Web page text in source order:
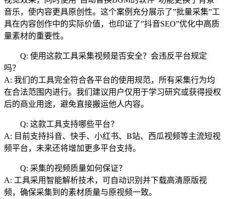
音乐，使内容更具原创性。这个案例充分展示了”批量采集”工
具在内容创作中的实际价值，也印证了”抖音SEO”优化中高质
量素材的重要性。
Q: 使用这款工具采集视频是否安全？会违反平台规定
吗？
A: 我们的工具完全符合各平台的使用规范，所有采集行为均
在合法范围内进行。我们建议用户仅用于学习研究或获得授权
后的商业用途，避免直接搬运他人内容。
Q: 这款工具支持哪些平台？
A: 目前支持抖音、快手、小红书、B站、西瓜视频等主流短视
频平台，未来还将增加更多平台支持。
Q: 采集的视频质量如何保证？
A: 工具采用智能解析技术，可自动识别并下载高清原版视
频，确保采集到的素材质量与原视频一致。